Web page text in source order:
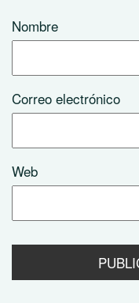
Nombre
Correo electrónico
Web